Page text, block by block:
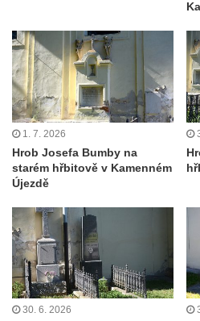
nad Desnou – Tanvaldu
Hrob manželů Stumpe na
Šumburku nad Desnou –
Hrob Waltera Pochmanna na
Šumburku nad Desnou –
Hrob rodiny Pochmannových na
Hrob Oskara Josefa Heyera na
Starých Křečanech
Hrob Marie Jakschové na
Hrob Františka Hroudy na
Hrob Aloise Mohla na hřbitově v
1. 7. 2026
Hrob Josefa Bumby na
starém hřbitově v Kamenném
Újezdě
30. 6. 2026